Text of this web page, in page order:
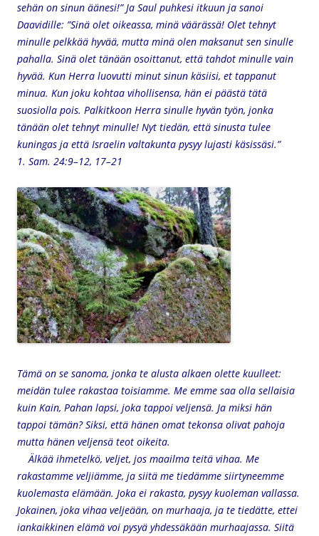
sehän on sinun äänesi!” Ja Saul puhkesi itkuun ja sanoi
Daavidille: ”Sinä olet oikeassa, minä väärässä! Olet tehnyt
minulle pelkkää hyvää, mutta minä olen maksanut sen sinulle
pahalla. Sinä olet tänään osoittanut, että tahdot minulle vain
hyvää. Kun Herra luovutti minut sinun käsiisi, et tappanut
minua. Kun joku kohtaa vihollisensa, hän ei päästä tätä
suosiolla pois. Palkitkoon Herra sinulle hyvän työn, jonka
tänään olet tehnyt minulle! Nyt tiedän, että sinusta tulee
kuningas ja että Israelin valtakunta pysyy lujasti käsissäsi.”
1. Sam. 24:9–12, 17–21
Tämä on se sanoma, jonka te alusta alkaen olette kuulleet:
meidän tulee rakastaa toisiamme. Me emme saa olla sellaisia
kuin Kain, Pahan lapsi, joka tappoi veljensä. Ja miksi hän
tappoi tämän? Siksi, että hänen omat tekonsa olivat pahoja
mutta hänen veljensä teot oikeita.
Älkää ihmetelkö, veljet, jos maailma teitä vihaa. Me
rakastamme veljiämme, ja siitä me tiedämme siirtyneemme
kuolemasta elämään. Joka ei rakasta, pysyy kuoleman vallassa.
Jokainen, joka vihaa veljeään, on murhaaja, ja te tiedätte, ettei
iankaikkinen elämä voi pysyä yhdessäkään murhaajassa. Siitä